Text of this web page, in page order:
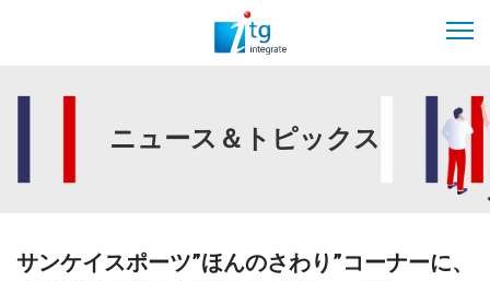
ニュース＆トピックス
サンケイスポーツ”ほんのさわり”コーナーに、